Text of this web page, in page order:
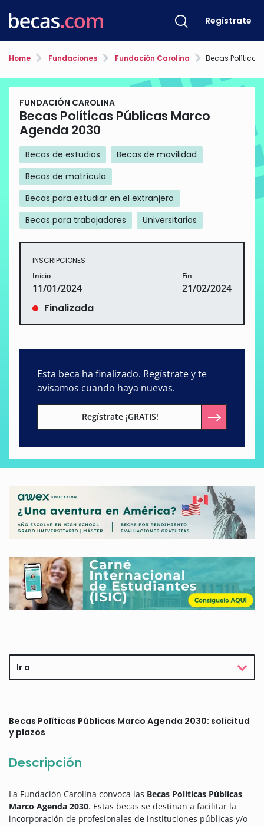
Regístrate
Home Fundaciones Fundación Carolina Becas Políticas
FUNDACIÓN CAROLINA
Becas Políticas Públicas Marco
Agenda 2030
Becas de estudios
Becas de movilidad
Becas de matrícula
Becas para estudiar en el extranjero
Becas para trabajadores
Universitarios
INSCRIPCIONES
Inicio
11/01/2024
Fin
21/02/2024
Finalizada
Esta beca ha finalizado. Regístrate y te
avisamos cuando haya nuevas.
Regístrate ¡GRATIS!
Ir a
Becas Políticas Públicas Marco Agenda 2030: solicitud
y plazos
Descripción
La Fundación Carolina convoca las Becas Políticas Públicas
Marco Agenda 2030. Estas becas se destinan a facilitar la
incorporación de profesionales de instituciones públicas y/o